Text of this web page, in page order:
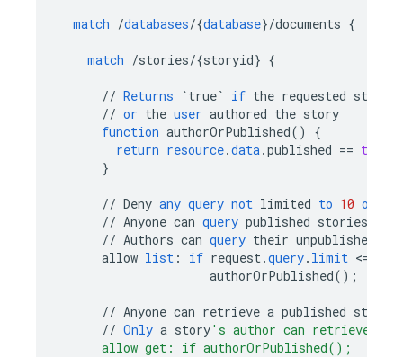
match /databases/{database}/documents {
match /stories/{storyid} {
// Returns `true` if the requested story
// or the user authored the story
function authorOrPublished()
{
return resource.data .published == true
}
// Deny any query not limited to 10 or
// Anyone can query published stories
// Authors can query their unpublished
allow list : if request .query. limit <=
authorOrPublished();
// Anyone can retrieve a published story
// Only a story's author can retrieve an
      allow get: if authorOrPublished();